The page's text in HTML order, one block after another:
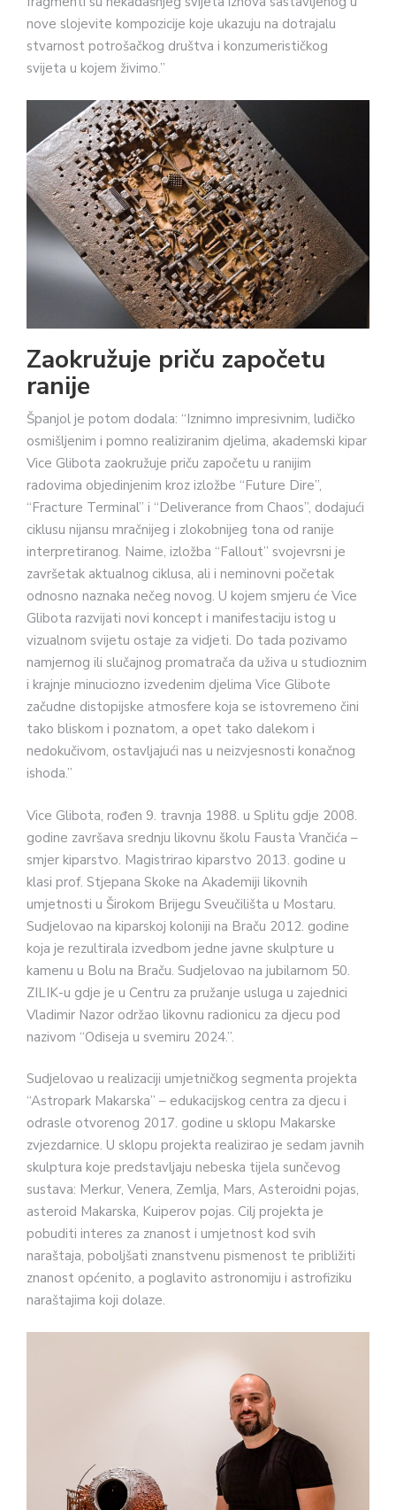
nove slojevite kompozicije koje ukazuju na dotrajalu
stvarnost potrošačkog društva i konzumerističkog
svijeta u kojem živimo.”
Zaokružuje priču započetu
ranije
Španjol je potom dodala: “Iznimno impresivnim, ludičko
osmišljenim i pomno realiziranim djelima, akademski kipar
Vice Glibota zaokružuje priču započetu u ranijim
radovima objedinjenim kroz izložbe “Future Dire”,
“Fracture Terminal” i “Deliverance from Chaos”, dodajući
ciklusu nijansu mračnijeg i zlokobnijeg tona od ranije
interpretiranog. Naime, izložba “Fallout” svojevrsni je
završetak aktualnog ciklusa, ali i neminovni početak
odnosno naznaka nečeg novog. U kojem smjeru će Vice
Glibota razvijati novi koncept i manifestaciju istog u
vizualnom svijetu ostaje za vidjeti. Do tada pozivamo
namjernog ili slučajnog promatrača da uživa u studioznim
i krajnje minuciozno izvedenim djelima Vice Glibote
začudne distopijske atmosfere koja se istovremeno čini
tako bliskom i poznatom, a opet tako dalekom i
nedokučivom, ostavljajući nas u neizvjesnosti konačnog
ishoda.”
Vice Glibota, rođen 9. travnja 1988. u Splitu gdje 2008.
godine završava srednju likovnu školu Fausta Vrančića –
smjer kiparstvo. Magistrirao kiparstvo 2013. godine u
klasi prof. Stjepana Skoke na Akademiji likovnih
umjetnosti u Širokom Brijegu Sveučilišta u Mostaru.
Sudjelovao na kiparskoj koloniji na Braču 2012. godine
koja je rezultirala izvedbom jedne javne skulpture u
kamenu u Bolu na Braču. Sudjelovao na jubilarnom 50.
ZILIK-u gdje je u Centru za pružanje usluga u zajednici
Vladimir Nazor održao likovnu radionicu za djecu pod
nazivom “Odiseja u svemiru 2024.”.
Sudjelovao u realizaciji umjetničkog segmenta projekta
“Astropark Makarska” – edukacijskog centra za djecu i
odrasle otvorenog 2017. godine u sklopu Makarske
zvjezdarnice. U sklopu projekta realizirao je sedam javnih
skulptura koje predstavljaju nebeska tijela sunčevog
sustava: Merkur, Venera, Zemlja, Mars, Asteroidni pojas,
asteroid Makarska, Kuiperov pojas. Cilj projekta je
pobuditi interes za znanost i umjetnost kod svih
naraštaja, poboljšati znanstvenu pismenost te približiti
znanost općenito, a poglavito astronomiju i astrofiziku
naraštajima koji dolaze.